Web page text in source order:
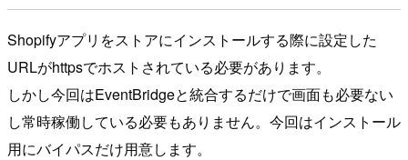
Shopifyアプリをストアにインストールする際に設定した
URLがhttpsでホストされている必要があります。
しかし今回はEventBridgeと統合するだけで画面も必要ない
し常時稼働している必要もありません。今回はインストール
用にバイパスだけ用意します。